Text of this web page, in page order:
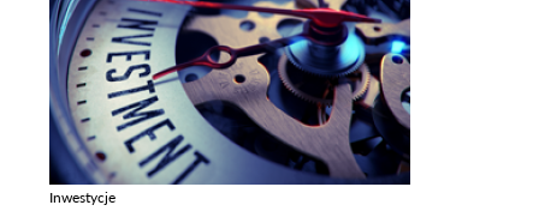
Inwestycje